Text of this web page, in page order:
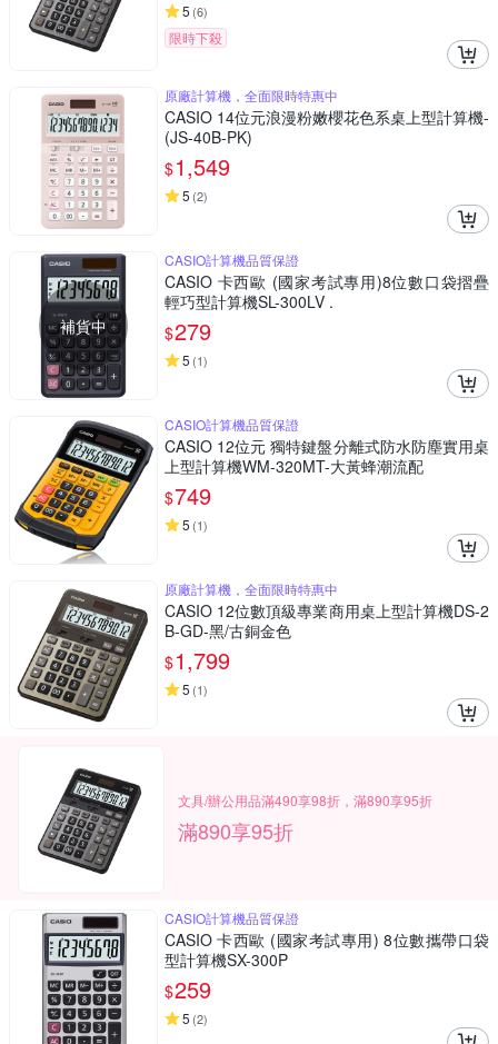
5 (6)
限時下殺
原廠計算機，全面限時特惠中
CASIO 14位元浪漫粉嫩櫻花色系桌上型計算機-
(JS-40B-PK)
$1,549
5 (2)
補貨中
CASIO計算機品質保證
CASIO 卡西歐 (國家考試專用)8位數口袋摺疊
輕巧型計算機SL-300LV .
$279
5 (1)
CASIO計算機品質保證
CASIO 12位元 獨特鍵盤分離式防水防塵實用桌
上型計算機WM-320MT-大黃蜂潮流配
$749
5 (1)
原廠計算機，全面限時特惠中
CASIO 12位數頂級專業商用桌上型計算機DS-2
B-GD-黑/古銅金色
$1,799
5 (1)
文具/辦公用品滿490享98折，滿890享95折
滿890享95折
CASIO計算機品質保證
CASIO 卡西歐 (國家考試專用) 8位數攜帶口袋
型計算機SX-300P
$259
5 (2)